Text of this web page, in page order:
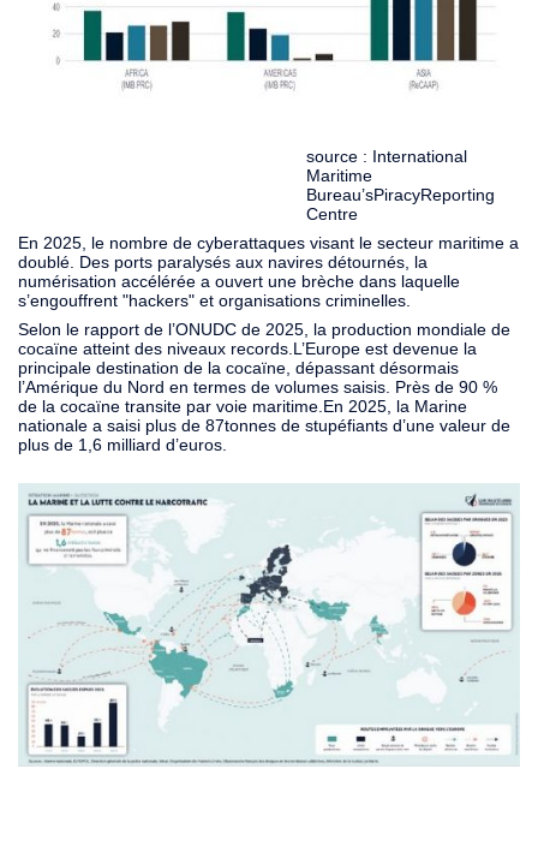
source : International
Maritime
Bureau’sPiracyReporting
Centre
En 2025, le nombre de cyberattaques visant le secteur maritime a
doublé. Des ports paralysés aux navires détournés, la
numérisation accélérée a ouvert une brèche dans laquelle
s’engouffrent "hackers" et organisations criminelles.
Selon le rapport de l’ONUDC de 2025, la production mondiale de
cocaïne atteint des niveaux records.L’Europe est devenue la
principale destination de la cocaïne, dépassant désormais
l’Amérique du Nord en termes de volumes saisis. Près de 90 %
de la cocaïne transite par voie maritime.En 2025, la Marine
nationale a saisi plus de 87tonnes de stupéfiants d’une valeur de
plus de 1,6 milliard d’euros.